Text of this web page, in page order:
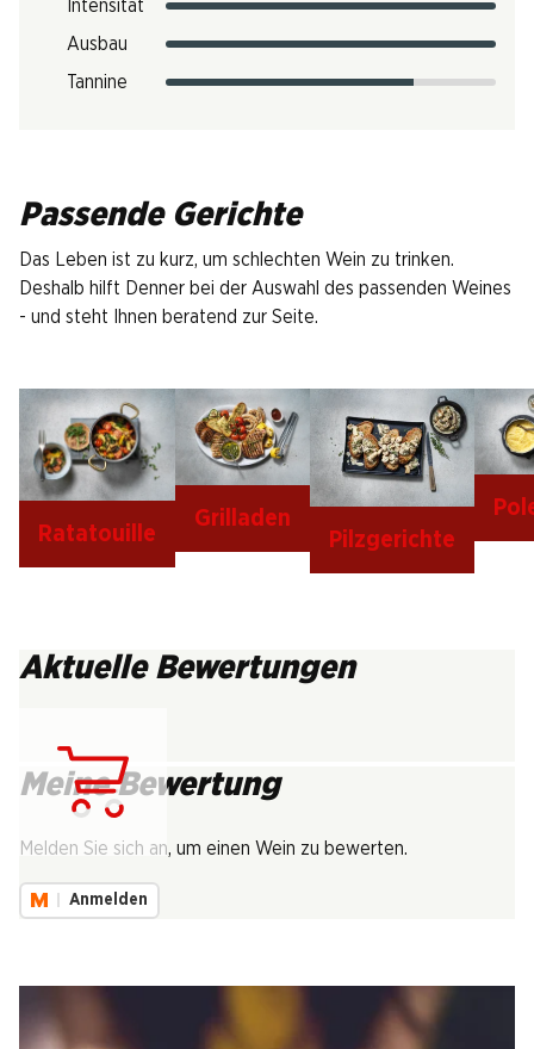
Intensität
Ausbau
Tannine
Passende Gerichte
Das Leben ist zu kurz, um schlechten Wein zu trinken.
Deshalb hilft Denner bei der Auswahl des passenden Weines
- und steht Ihnen beratend zur Seite.
Ratatouille
Grilladen
Pilzgerichte
Aktuelle Bewertungen
Meine Bewertung
Melden Sie sich an, um einen Wein zu bewerten.
Anmelden